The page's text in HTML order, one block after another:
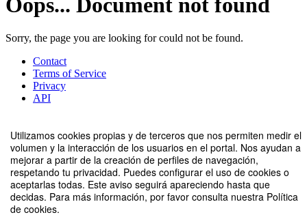
Utilizamos cookies propias y de terceros que nos permiten medir el
volumen y la interacción de los usuarios en el portal. Nos ayudan a
mejorar a partir de la creación de perfiles de navegación,
respetando tu privacidad. Puedes configurar el uso de cookies o
aceptarlas todas. Este aviso seguirá apareciendo hasta que
decidas. Para más información, por favor consulta nuestra Política
de cookies.